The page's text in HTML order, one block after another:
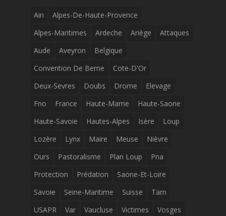
Ain
Alpes-De-Haute-Provence
Alpes-Maritimes
Ardeche Ariège
Attaques
Aude
Aveyron
Belgique
Convention De Berne
Cote-D'Or
Deux-Sevres
Doubs Drome
Elevage
Fno
France Haute-Marne
Haute-Saone
Haute-Savoie
Hautes-Alpes Isère
Loup
Lozère
Lynx Maire Meuse
Nièvre
Ours
Pastoralisme Plan Loup
Pna
Protection
Prédation
Saone-Et-Loire
Savoie
Seine-Maritime Suisse
Tarn
USAPR
Var Vaucluse Victimes Vosges